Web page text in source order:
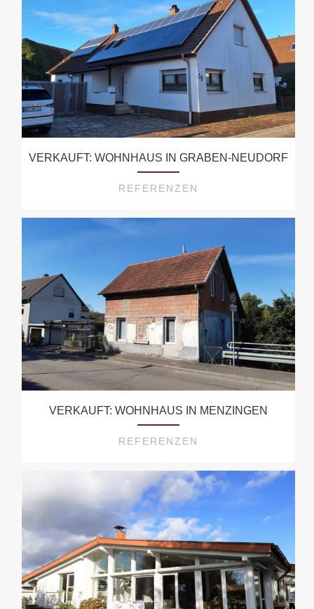
VERKAUFT: WOHNHAUS IN GRABEN-NEUDORF
REFERENZEN
VERKAUFT: WOHNHAUS IN MENZINGEN
REFERENZEN